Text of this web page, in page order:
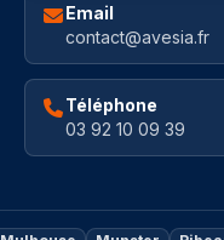
Email
contact@avesia.fr
Téléphone
03 92 10 09 39